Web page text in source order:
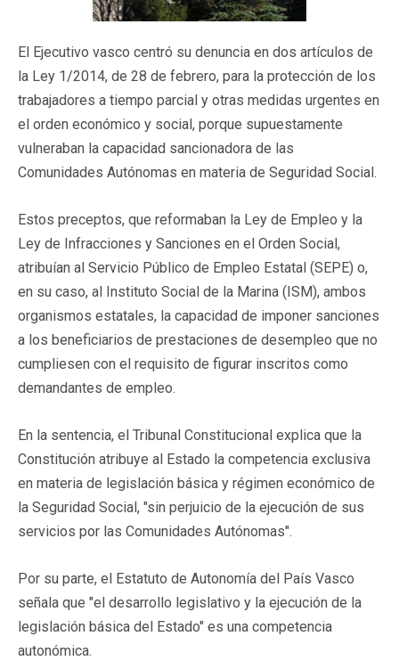
El Ejecutivo vasco centró su denuncia en dos artículos de
la Ley 1/2014, de 28 de febrero, para la protección de los
trabajadores a tiempo parcial y otras medidas urgentes en
el orden económico y social, porque supuestamente
vulneraban la capacidad sancionadora de las
Comunidades Autónomas en materia de Seguridad Social.
Estos preceptos, que reformaban la Ley de Empleo y la
Ley de Infracciones y Sanciones en el Orden Social,
atribuían al Servicio Público de Empleo Estatal (SEPE) o,
en su caso, al Instituto Social de la Marina (ISM), ambos
organismos estatales, la capacidad de imponer sanciones
a los beneficiarios de prestaciones de desempleo que no
cumpliesen con el requisito de figurar inscritos como
demandantes de empleo.
En la sentencia, el Tribunal Constitucional explica que la
Constitución atribuye al Estado la competencia exclusiva
en materia de legislación básica y régimen económico de
la Seguridad Social, "sin perjuicio de la ejecución de sus
servicios por las Comunidades Autónomas".
Por su parte, el Estatuto de Autonomía del País Vasco
señala que "el desarrollo legislativo y la ejecución de la
legislación básica del Estado" es una competencia
autonómica.